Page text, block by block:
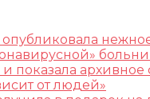
показала архивное
от людей»